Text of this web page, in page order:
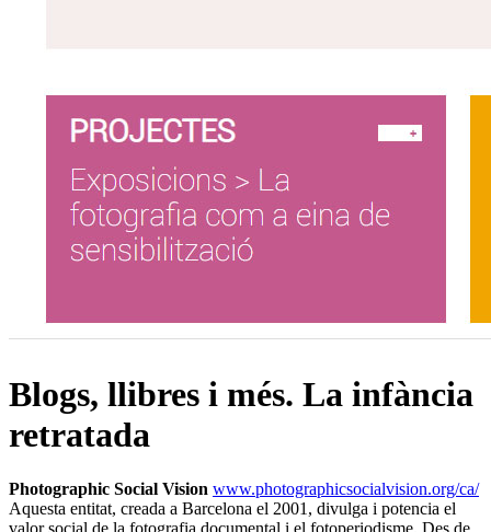
Blogs, llibres i més. La infància
retratada
Photographic Social Vision www.photographicsocialvision.org/ca/
Aquesta entitat, creada a Barcelona el 2001, divulga i potencia el
valor social de la fotografia documental i el fotoperiodisme. Des de